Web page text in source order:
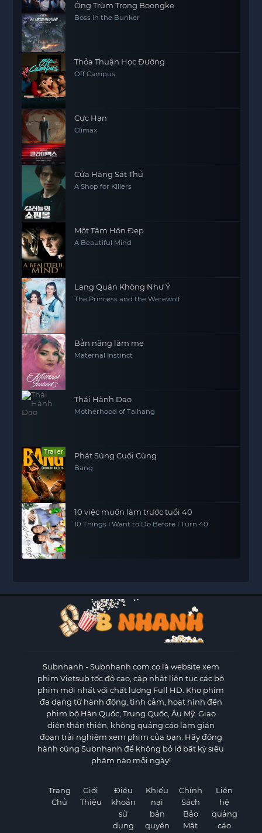
Ông Trùm Trong Boongke
Boss in the Bunker
Thỏa Thuận Học Đường
Off Campus
Cực Hạn
Climax
Cửa Hàng Sát Thủ
A Shop for Killers
Một Tâm Hồn Đẹp
A Beautiful Mind
Lang Quân Không Như Ý
The Princess and the Werewolf
Bản năng làm mẹ
Maternal Instinct
Thái Hành Dao
Motherhood of Taihang
Trailer Phát Súng Cuối Cùng
Bang
10 việc muốn làm trước tuổi 40
10 Things I Want to Do Before I Turn 40
Subnhanh - Subnhanh.com.co là website xem
phim Vietsub tốc độ cao, cập nhật liên tục các bộ
phim mới nhất với chất lượng Full HD. Kho phim
đa dạng từ hành động, tình cảm, hoạt hình đến
phim bộ Hàn Quốc, Trung Quốc, Âu Mỹ. Giao
diện thân thiện, không quảng cáo làm gián
đoạn trải nghiệm xem phim của bạn. Hãy đồng
hành cùng Subnhanh để không bỏ lỡ bất kỳ siêu
phẩm nào mỗi ngày!
Trang
Chủ
Giới
Thiệu
Điều
khoản
sử
dụng
Khiếu
nại
bản
quyền
Chính
Sách
Bảo
Mật
Liên
hệ
quảng
cáo